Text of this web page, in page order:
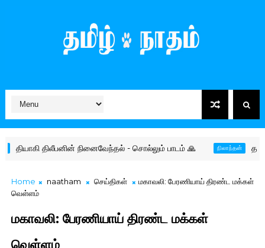
திலீபனின் நினைவேந்தல் - சொல்லும் பாடம் 🙏 நிலாந்தன் தமிழர் தரப்பின்
Home naatham செய்திகள்
மகாவலி: பேரணியாய் திரண்ட மக்கள்
வெள்ளம்
மகாவலி: பேரணியாய் திரண்ட மக்கள்